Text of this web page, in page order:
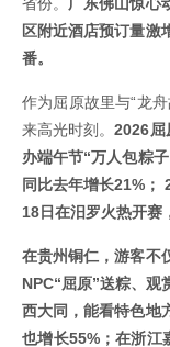
区附近酒店预订量激
番。
作为屈原故里与“龙
来高光时刻。2026屈
办端午节“万人包粽
同比去年增长21%；
18日在汨罗火热开赛
在贵州铜仁，游客不
NPC“屈原”送粽、观
西大同，能看特色地
也增长55%；在浙江